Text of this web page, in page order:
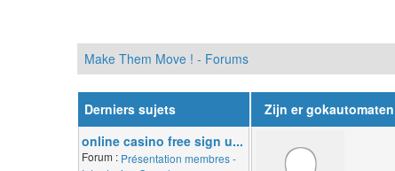
Make Them Move ! - Forums
Derniers sujets
online casino free sign u...
Forum : Présentation membres -
Zijn er